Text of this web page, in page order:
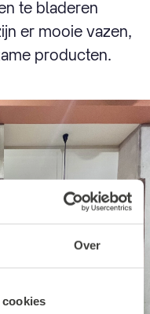
Over
te bladeren
er mooie vazen,
producten.